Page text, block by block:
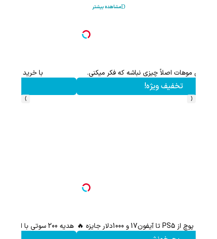
مشاهده بیشتر
با خرید اول از گریم 200 سوت هدیه بگیر
‹
›
هدیه 200 سوتی با اولین خرید از گرمی،همین حالا ثبت نام کن